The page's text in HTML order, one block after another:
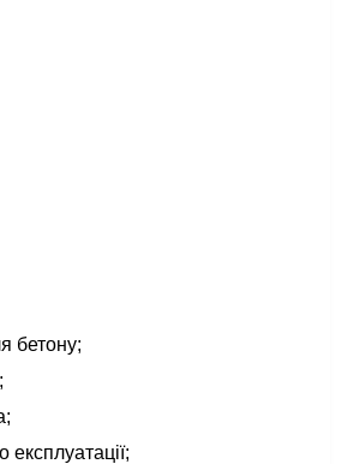
бетону;
експлуатації;